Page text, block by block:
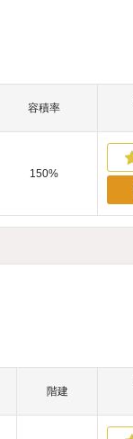
容積率
150%
階建